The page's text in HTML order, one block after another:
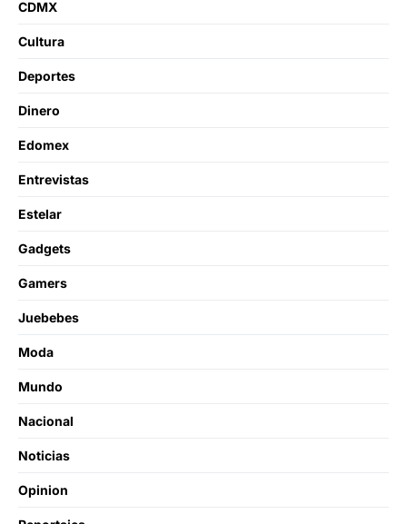
CDMX
Cultura
Deportes
Dinero
Edomex
Entrevistas
Estelar
Gadgets
Gamers
Juebebes
Moda
Mundo
Nacional
Noticias
Opinion